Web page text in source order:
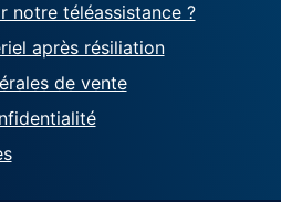
notre téléassistance ?
après résiliation
de vente